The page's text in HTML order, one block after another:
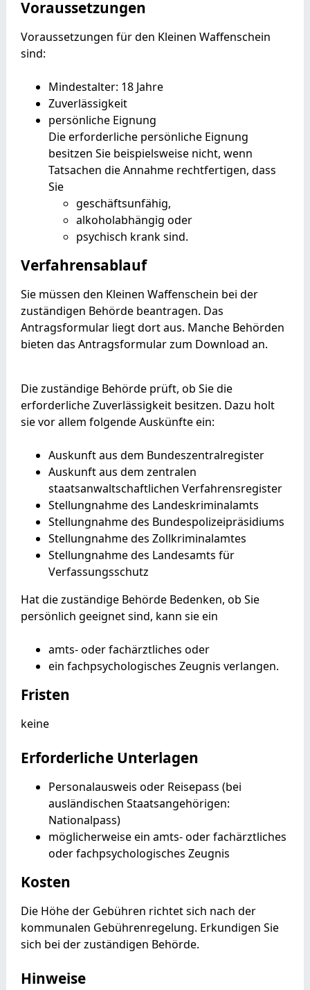
Voraussetzungen
Voraussetzungen für den Kleinen Waffenschein
sind:
Mindestalter: 18 Jahre
Zuverlässigkeit
persönliche Eignung
Die erforderliche persönliche Eignung
besitzen Sie beispielsweise nicht, wenn
Tatsachen die Annahme rechtfertigen, dass
Sie
geschäftsunfähig,
alkoholabhängig oder
psychisch krank sind.
Verfahrensablauf
Sie müssen den Kleinen Waffenschein bei der
zuständigen Behörde beantragen. Das
Antragsformular liegt dort aus. Manche Behörden
bieten das Antragsformular zum Download an.
Die zuständige Behörde prüft, ob Sie die
erforderlicheZuverlässigkeit besitzen. Dazu holt
sie vor allem folgende Auskünfte ein:
Auskunft aus dem Bundeszentralregister
Auskunft aus dem zentralen
staatsanwaltschaftlichen Verfahrensregister
Stellungnahme des Landeskriminalamts
Stellungnahme des Bundespolizeipräsidiums
Stellungnahme des Zollkriminalamtes
Stellungnahme des Landesamts für
Verfassungsschutz
Hat die zuständige Behörde Bedenken, ob Sie
persönlich geeignet sind, kann sie ein
amts- oder fachärztliches oder
ein fachpsychologisches Zeugnis verlangen.
Fristen
keine
Erforderliche Unterlagen
Personalausweis oder Reisepass (bei
ausländischen Staatsangehörigen:
Nationalpass)
möglicherweise ein amts- oder fachärztliches
oder fachpsychologisches Zeugnis
Kosten
Die Höhe der Gebühren richtet sich nach der
kommunalen Gebührenregelung. Erkundigen Sie
sich bei der zuständigen Behörde.
Hinweise